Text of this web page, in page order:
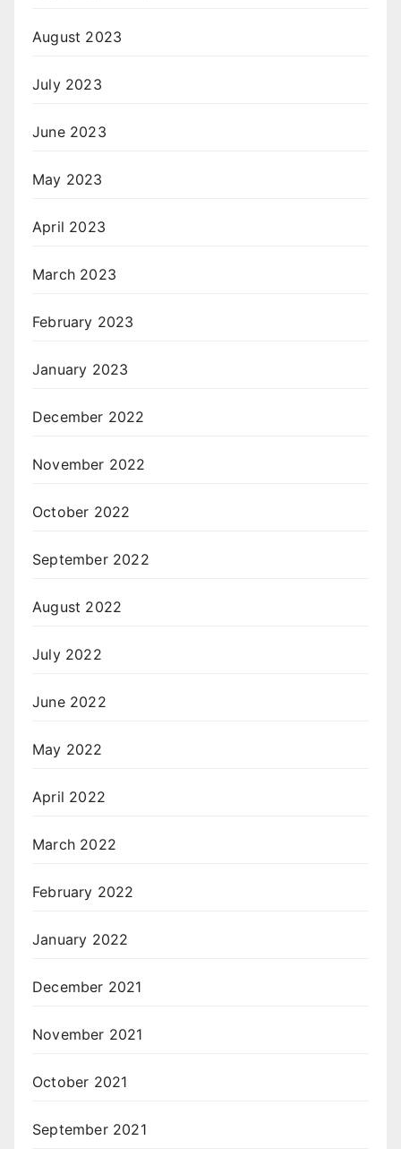
August 2023
July 2023
June 2023
May 2023
April 2023
March 2023
February 2023
January 2023
December 2022
November 2022
October 2022
September 2022
August 2022
July 2022
June 2022
May 2022
April 2022
March 2022
February 2022
January 2022
December 2021
November 2021
October 2021
September 2021